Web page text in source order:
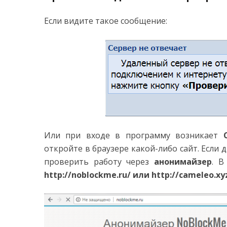
Если видите такое сообщение:
Или при входе в программу возникает
откройте в браузере какой-либо сайт.
проверить работу через анонимайзер. В
http://noblockme.ru/ или http://